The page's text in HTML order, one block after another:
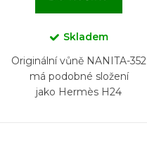
Skladem
Originální vůně NANITA-352
má podobné složení
jako Hermès H24